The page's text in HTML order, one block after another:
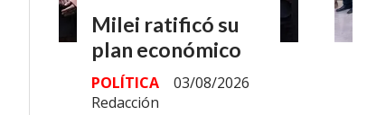
Milei ratificó su
plan económico
Redacción
POLÍTICA 03/08/2026